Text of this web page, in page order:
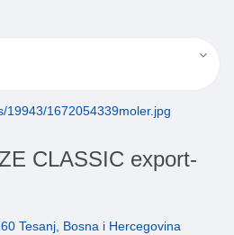
CLASSIC export-
Tesanj, Bosna i Hercegovina